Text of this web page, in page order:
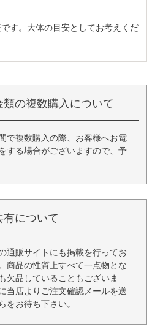
す。大体の目安としてお考えくだ
の複数購入について
で複数購入の際、お客様へお電
する場合がございますので、予
有について
通販サイトにも掲載を行ってお
商品の性質上すべて一点物とな
欠品していることもございま
当店よりご注文確認メールを送
をお待ち下さい。